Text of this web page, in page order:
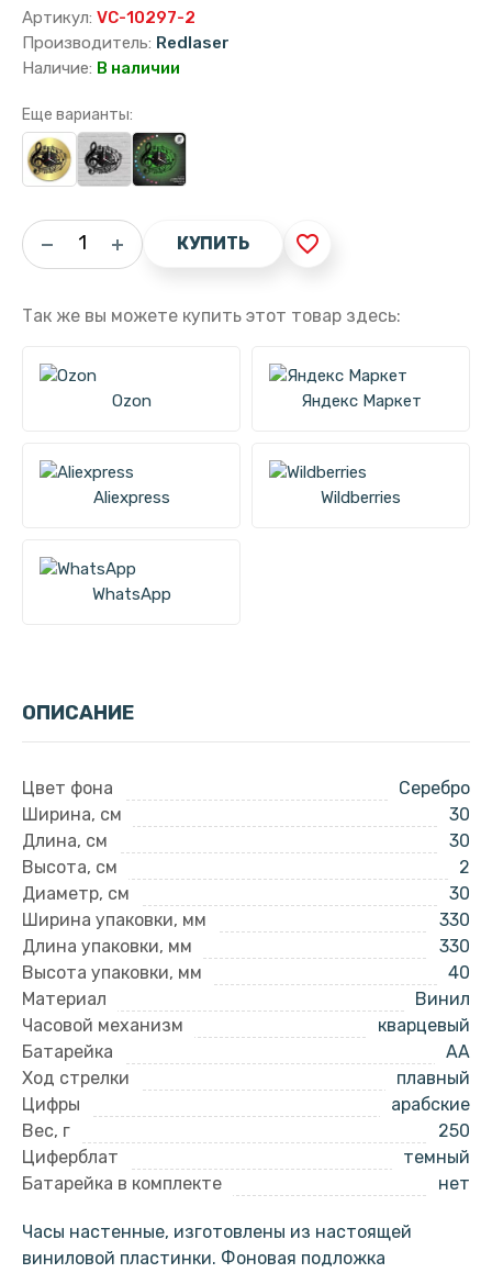
Артикул: VC-10297-2
Производитель: Redlaser
Наличие: В наличии
Еще варианты:
КУПИТЬ favorite_border
Так же вы можете купить этот товар здесь:
Ozon Яндекс Маркет
Aliexpress Wildberries
WhatsApp
ОПИСАНИЕ
Цвет фона
Серебро
Ширина, см
30
Длина, см
30
Высота, см
2
Диаметр, см
30
Ширина упаковки, мм
330
Длина упаковки, мм
330
Высота упаковки, мм
40
Материал
Винил
Часовой механизм
кварцевый
Батарейка
AA
Ход стрелки
плавный
Цифры
арабские
Вес, г
250
Циферблат
темный
Батарейка в комплекте
нет
Часы настенные, изготовлены из настоящей
виниловой пластинки. Фоновая подложка